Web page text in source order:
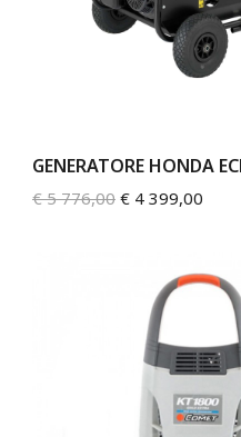
GENERATORE HONDA
€5 776,00 € 4 399,00